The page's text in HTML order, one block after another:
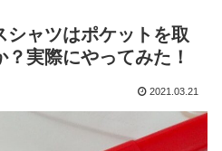
シャツはポケットを取
実際にやってみた！
2021.03.21